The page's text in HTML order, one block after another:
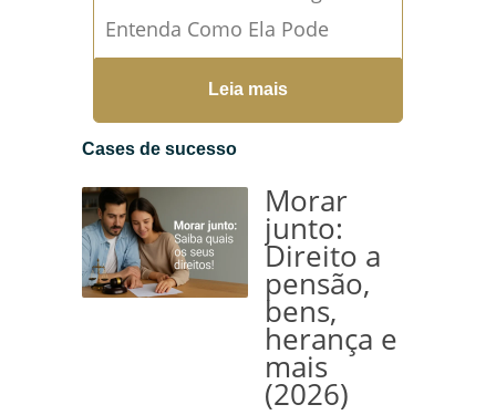
Entenda Como Ela Pode
Beneficiar Sua Aposentadoria
A aposentadoria é um
momento importante na vida
Leia mais →
Leia mais
Cases de sucesso
Morar
junto:
Direito a
pensão,
bens,
herança e
mais
(2026)